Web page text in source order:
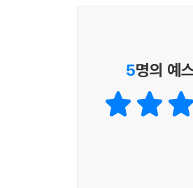
러는 잊어라. 모든 영
--- p.52~53쪽
폐허였다면, 현대의 황
결국 카플란은 단순한
5명의 예